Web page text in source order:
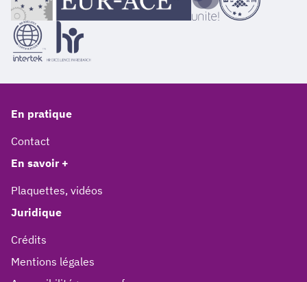
En pratique
Contact
En savoir +
Plaquettes, vidéos
Juridique
Crédits
Mentions légales